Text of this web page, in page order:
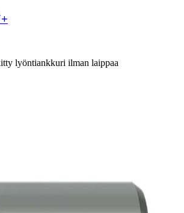
lyöntiankkuri ilman laippaa